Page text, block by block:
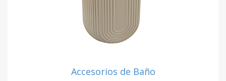
Accesorios de Baño